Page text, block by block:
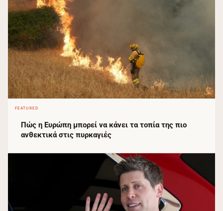
FEATURED
Πώς η Ευρώπη μπορεί να κάνει τα τοπία της πιο
ανθεκτικά στις πυρκαγιές